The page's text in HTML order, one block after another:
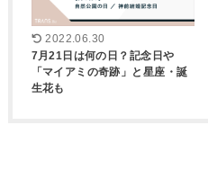
2022.06.30
7月21日は何の日？記念日や
「マイアミの奇跡」と星座・誕
生花も